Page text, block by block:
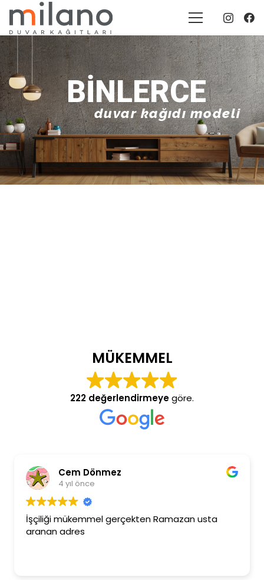
BINLERCE
duvar kağıdı modeli
MÜKEMMEL
222 değerlendirmeyegöre.
Cem Dönmez
4 yıl önce
İşçiliği mükemmel gerçekten Ramazan usta
aranan adres